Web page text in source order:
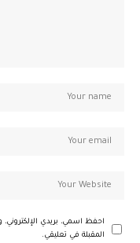
احفظ اسمي، بريدي
المقبلة في تعليقي.